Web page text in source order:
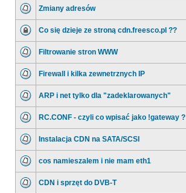
Zmiany adresów
Co się dzieje ze stroną cdn.freesco.pl ??
Filtrowanie stron WWW
Firewall i kilka zewnetrznych IP
ARP i net tylko dla "zadeklarowanych"
RC.CONF - czyli co wpisać jako !gateway ?
Instalacja CDN na SATA/SCSI
cos namieszalem i nie mam eth1
CDN i sprzęt do DVB-T